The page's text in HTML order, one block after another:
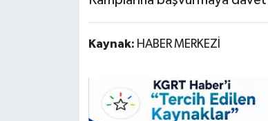
Kaynak: HABER MERKEZİ